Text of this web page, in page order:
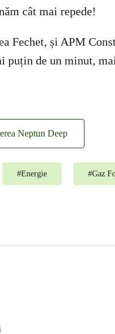
cât mai repede!
și APM
puțin de un minut,
Neptun Deep
#Energie #Gaz